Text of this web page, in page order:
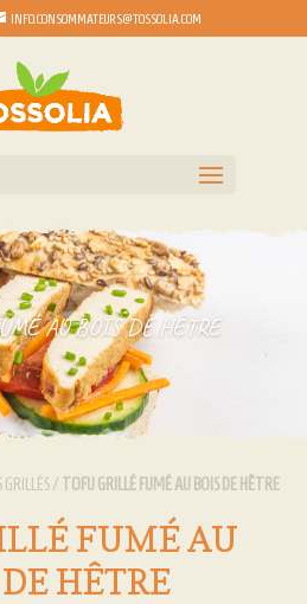
INFO.CONSOMMATEURS@TOSSOLIA.COM
AU BOIS DE HÊTRE
GRILLÉS/ TOFU GRILLÉ FUMÉ AU BOIS DE HÊTRE
FUMÉ AU
HÊTRE